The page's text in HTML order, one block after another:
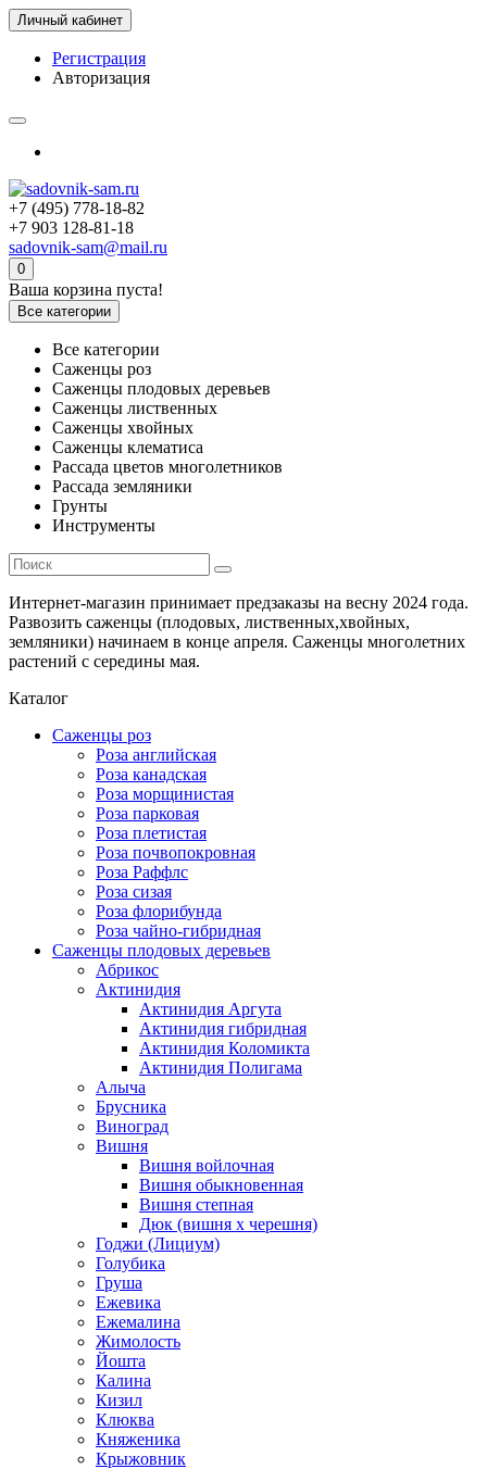
Личный кабинет
Регистрация
Авторизация
+7 (495) 778-18-82
+7 903 128-81-18
sadovnik-sam@mail.ru
0
Ваша корзина пуста!
Все категории
Все категории
Саженцы роз
Саженцы плодовых деревьев
Саженцы лиственных
Саженцы хвойных
Саженцы клематиса
Рассада цветов многолетников
Рассада земляники
Грунты
Инструменты
Интернет-магазин принимает предзаказы на весну 2024 года.
Развозить саженцы (плодовых, лиственных,хвойных,
земляники) начинаем в конце апреля. Саженцы многолетних
растений с середины мая.
Каталог
Саженцы роз
Роза английская
Роза канадская
Роза морщинистая
Роза парковая
Роза плетистая
Роза почвопокровная
Роза Раффлс
Роза сизая
Роза флорибунда
Роза чайно-гибридная
Саженцы плодовых деревьев
Абрикос
Актинидия
Актинидия Аргута
Актинидия гибридная
Актинидия Коломикта
Актинидия Полигама
Алыча
Брусника
Виноград
Вишня
Вишня войлочная
Вишня обыкновенная
Вишня степная
Дюк (вишня х черешня)
Годжи (Лициум)
Голубика
Груша
Ежевика
Ежемалина
Жимолость
Йошта
Калина
Кизил
Клюква
Княженика
Крыжовник